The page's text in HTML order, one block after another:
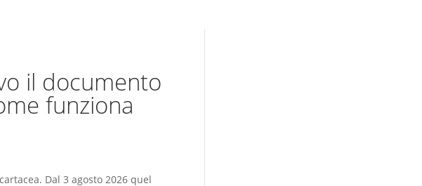
il documento
funziona
Dal 3 agosto 2026 quel